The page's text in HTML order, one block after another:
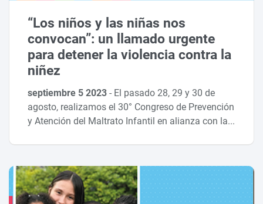
“Los niños y las niñas nos
convocan”: un llamado urgente
para detener la violencia contra la
niñez
septiembre 5 2023- El pasado 28, 29 y 30 de
agosto, realizamos el 30° Congreso de Prevención
y Atención del Maltrato Infantil en alianza con la...